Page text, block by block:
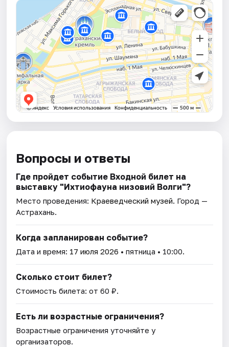
Вопросы и ответы
Где пройдет событие Входной билет на
выставку "Ихтиофауна низовий Волги"?
Место проведения: Краеведческий музей. Город —
Астрахань.
Когда запланирован событие?
Дата и время: 17 июля 2026 • пятница • 10:00.
Сколько стоит билет?
Стоимость билета: от 60 ₽.
Есть ли возрастные ограничения?
Возрастные ограничения уточняйте у
организаторов.